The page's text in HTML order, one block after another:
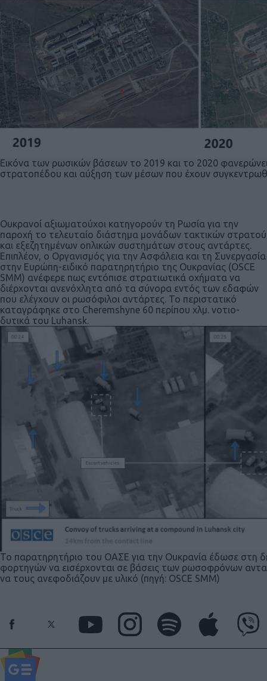
Εικόνα των ρωσικών βάσεων το 2019 και το 2020
στρατοπέδου και αύξηση των μέσων που έχουν
Ουκρανοί αξιωματούχοι κατηγορούν τη Ρωσία για την
παροχή το τελευταίο διάστημα μονάδων τακτικών στρατού
και εξεζητημένων οπλικών συστημάτων στους αντάρτες.
Επιπλέον, ο Οργανισμός για την Ασφάλεια και τη Συνεργασία
στην Ευρώπη-ειδικό παρατηρητήριο της Ουκρανίας (OSCE
SMM) ανέφερε πως εντόπισε στρατιωτικά οχήματα να
διέρχονται ανενόχλητα από τα σύνορα εντός των εδαφών
που ελέγχουν οι ρωσόφιλοι αντάρτες. Το περιστατικό
καταγράφηκε στο Cheremshyne 60 περίπου χλμ. νοτιο-
δυτικά του Luhansk.
Το παρατηρητήριο του ΟΑΣΕ για την Ουκρανία έδωσε στη
φορτηγών να εισέρχονται σε βάσεις των ρωσοφρόνων
να τους ανεφοδιάζουν με υλικό (πηγή: OSCE SMM)